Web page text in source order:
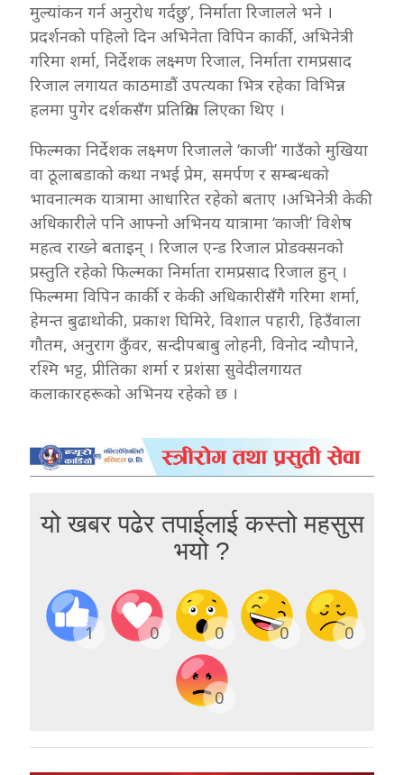
मुल्यांकन गर्न अनुरोध गर्दछु’, निर्माता रिजालले भने ।
प्रदर्शनको पहिलो दिन अभिनेता विपिन कार्की, अभिनेत्री
गरिमा शर्मा, निर्देशक लक्ष्मण रिजाल, निर्माता रामप्रसाद
रिजाल लगायत काठमाडौं उपत्यका भित्र रहेका विभिन्न
हलमा पुगेर दर्शकसँग प्रतिक्रिया लिएका थिए ।
फिल्मका निर्देशक लक्ष्मण रिजालले ‘काजी’ गाउँको मुखिया
वा ठूलाबडाको कथा नभई प्रेम, समर्पण र सम्बन्धको
भावनात्मक यात्रामा आधारित रहेको बताए ।अभिनेत्री केकी
अधिकारीले पनि आफ्नो अभिनय यात्रामा ‘काजी’ विशेष
महत्व राख्ने बताइन् । रिजाल एन्ड रिजाल प्रोडक्सनको
प्रस्तुति रहेको फिल्मका निर्माता रामप्रसाद रिजाल हुन् ।
फिल्ममा विपिन कार्की र केकी अधिकारीसँगै गरिमा शर्मा,
हेमन्त बुढाथोकी, प्रकाश घिमिरे, विशाल पहारी, हिउँवाला
गौतम, अनुराग कुँवर, सन्दीपबाबु लोहनी, विनोद न्यौपाने,
रश्मि भट्ट, प्रीतिका शर्मा र प्रशंसा सुवेदीलगायत
कलाकारहरूको अभिनय रहेको छ ।
यो खबर पढेर तपाईलाई कस्तो महसुस
भयो ?
1 0 0 0 0
0